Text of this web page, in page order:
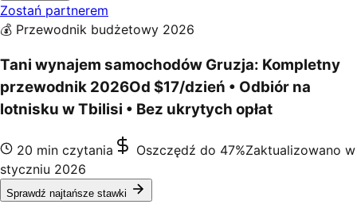
Zostań partnerem
💰 Przewodnik budżetowy 2026
Tani wynajem samochodów Gruzja: Kompletny
przewodnik 2026Od $17/dzień • Odbiór na
lotnisku w Tbilisi • Bez ukrytych opłat
20 min czytania Oszczędź do 47%Zaktualizowano w
styczniu 2026
Sprawdź najtańsze stawki